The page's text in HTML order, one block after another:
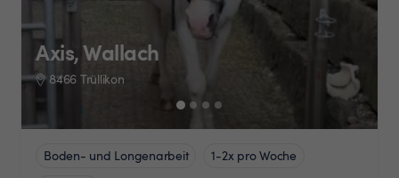
Axis, Wallach
8466 Trüllikon
Boden- und Longenarbeit
1-2x pro Woche